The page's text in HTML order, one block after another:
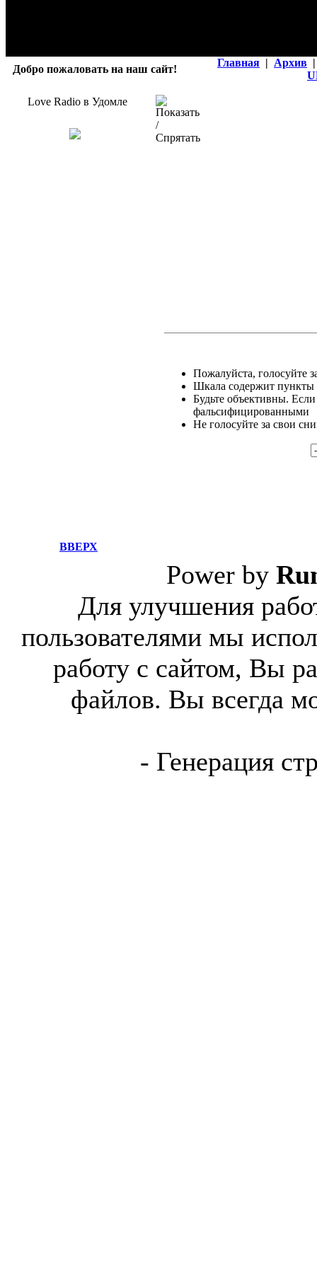
Добро пожаловать на наш сайт!
Главная | Архив |
Love Radio в Удомле
Пожалуйста, голосуйте
Шкала содержит пункты
Будьте объективны.
фальсифицированными
Не голосуйте за свои
ВВЕРХ
Power by
Для улучшения
пользователями мы
работу с сайтом, Вы
файлов. Вы всегда
- Генерация